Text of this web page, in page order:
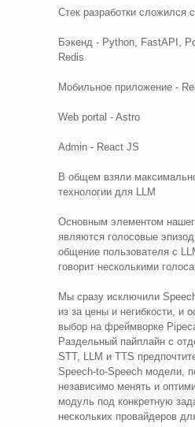
Стек разработки сложился
Бэкенд - Python, FastAPI,
Redis
Мобильное приложение -
Web portal - Astro
Admin - React JS
В общем взяли
технологии для LLM
Основным элементом
являются голосовые
общение пользователя с
говорит несколькими
Мы сразу исключили
из за цены и негибкости, и
выбор на фреймворке
Раздельный пайплайн с
STT, LLM и TTS
Speech-to-Speech модели,
независимо менять и
модуль под конкретную
нескольких провайдеров